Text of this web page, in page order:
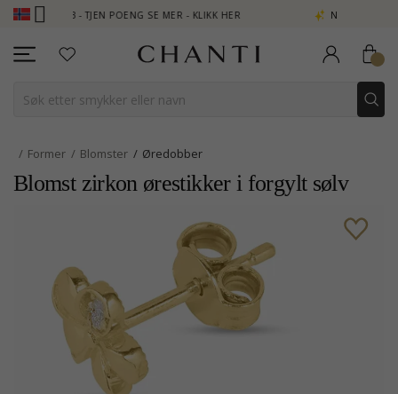
- TJEN POENG SE MER - KLIKK HER NEW COLLECTION | AURA
Former Blomster Øredobber
Blomst zirkon ørestikker i forgylt sølv